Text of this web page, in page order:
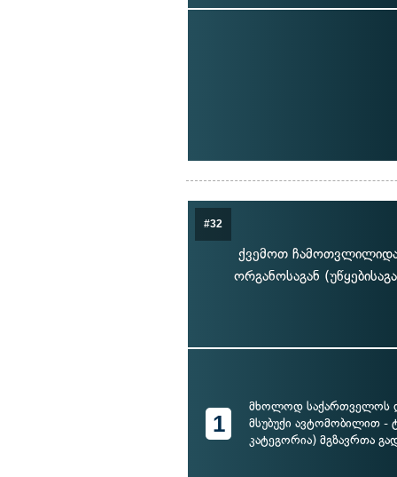
#32
ქვემოთ
ორგანოსაგან
1
მხოლოდ საქართველოს
მსუბუქი ავტომობილით -
კატეგორია) მგზავრთა